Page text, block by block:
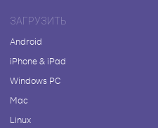
ЗАГРУЗИТЬ
Android
iPhone & iPad
Windows PC
Mac
Linux